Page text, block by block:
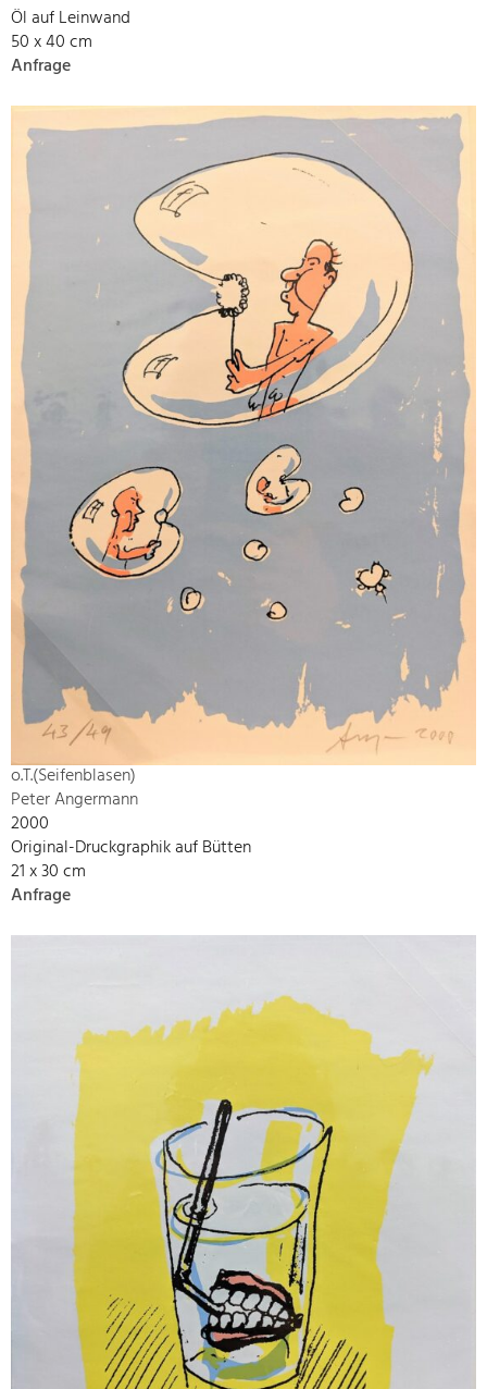
Öl auf Leinwand
50 x 40 cm
Anfrage
o.T.(Seifenblasen)
Peter Angermann
2000
Original-Druckgraphik auf Bütten
21 x 30 cm
Anfrage